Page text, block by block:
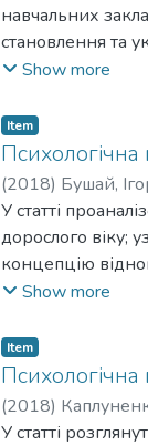
навчальних
становлення та
Професійну
спеціальності та
Show more
Item
Психологічна
(2018) Бушай,
У статті
дорослого віку;
концепцію
механізм
Show more
Item
Психологічна
(2018)
У статті